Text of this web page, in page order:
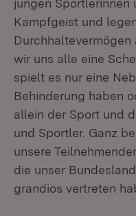
jungen Sportlerinnen
Kampfgeist und
Durchhaltevermögen
wir uns alle eine
spielt es nur eine
Behinderung haben
allein der Sport und
und Sportler. Ganz
unsere
die unser
grandios vertreten